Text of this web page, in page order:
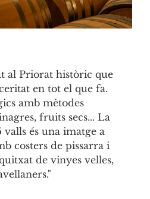
al Priorat històric que
en tot el que fa.
amb mètodes
fruits secs... La
és una imatge a
costers de pissarra i
de vinyes velles,